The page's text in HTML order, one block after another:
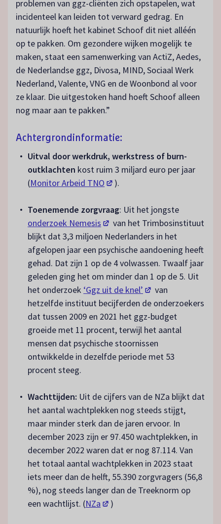
problemen van ggz-cliënten zich opstapelen, wat
incidenteel kan leiden tot verward gedrag. En
natuurlijk hoeft het kabinet Schoof dit niet alléén
op te pakken. Om gezondere wijken mogelijk te
maken, staat een samenwerking van ActiZ, Aedes,
de Nederlandse ggz, Divosa, MIND, Sociaal Werk
Nederland, Valente, VNG en de Woonbond al voor
ze klaar. Die uitgestoken hand hoeft Schoof alleen
nog maar aan te pakken.”
Achtergrondinformatie:
Uitval door werkdruk, werkstress of burn-
outklachten kost ruim 3 miljard euro per jaar
(Monitor Arbeid TNO (opent in een nieuw tabblad)
).
Toenemende zorgvraag: Uit het jongste
onderzoek Nemesis (opent in een nieuw tabblad)
van het Trimbosinstituut
blijkt dat 3,3 miljoen Nederlanders in het
afgelopen jaar een psychische aandoening heeft
gehad. Dat zijn 1 op de 4 volwassen. Twaalf jaar
geleden ging het om minder dan 1 op de 5. Uit
het onderzoek ‘Ggz uit de knel’ (opent in een nieuw
van
hetzelfde instituut becijferden de onderzoekers
dat tussen 2009 en 2021 het ggz-budget
groeide met 11 procent, terwijl het aantal
mensen dat psychische stoornissen
ontwikkelde in dezelfde periode met 53
procent steeg.
Wachttijden: Uit de cijfers van de NZa blijkt dat
het aantal wachtplekken nog steeds stijgt,
maar minder sterk dan de jaren ervoor. In
december 2023 zijn er 97.450 wachtplekken, in
december 2022 waren dat er nog 87.114. Van
het totaal aantal wachtplekken in 2023 staat
iets meer dan de helft, 55.390 zorgvragers (56,8
%), nog steeds langer dan de Treeknorm op
een wachtlijst. (NZa (opent in een nieuw tabblad)
)